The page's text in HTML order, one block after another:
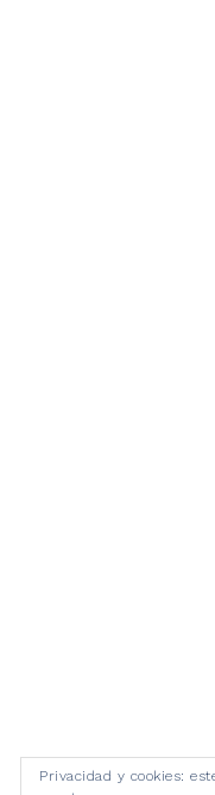
Privacidad y cookies: